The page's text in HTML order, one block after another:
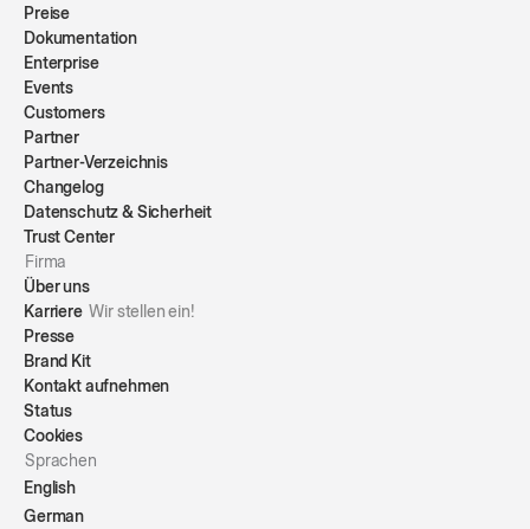
Preise
Dokumentation
Enterprise
Events
Customers
Partner
Partner-Verzeichnis
Changelog
Datenschutz & Sicherheit
Trust Center
Firma
Über uns
KarriereWir stellen ein!
Presse
Brand Kit
Kontakt aufnehmen
Status
Cookies
Sprachen
English
German